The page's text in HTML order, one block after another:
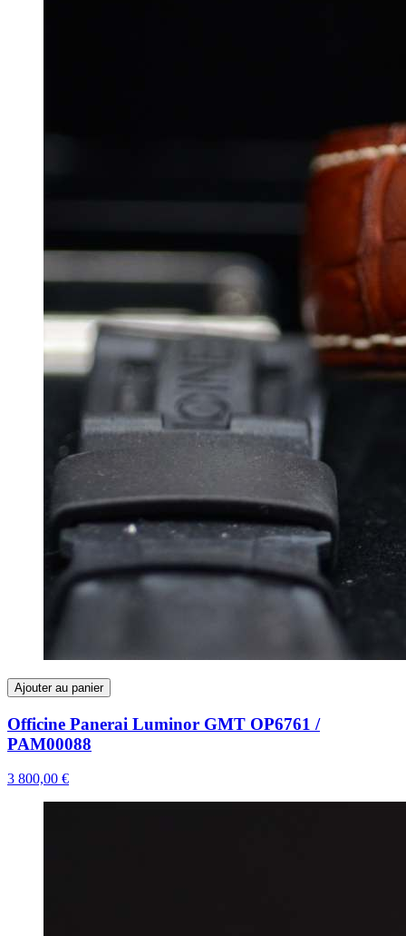
Ajouter au panier
Officine Panerai Luminor GMT OP6761 /
PAM00088
3 800,00 €